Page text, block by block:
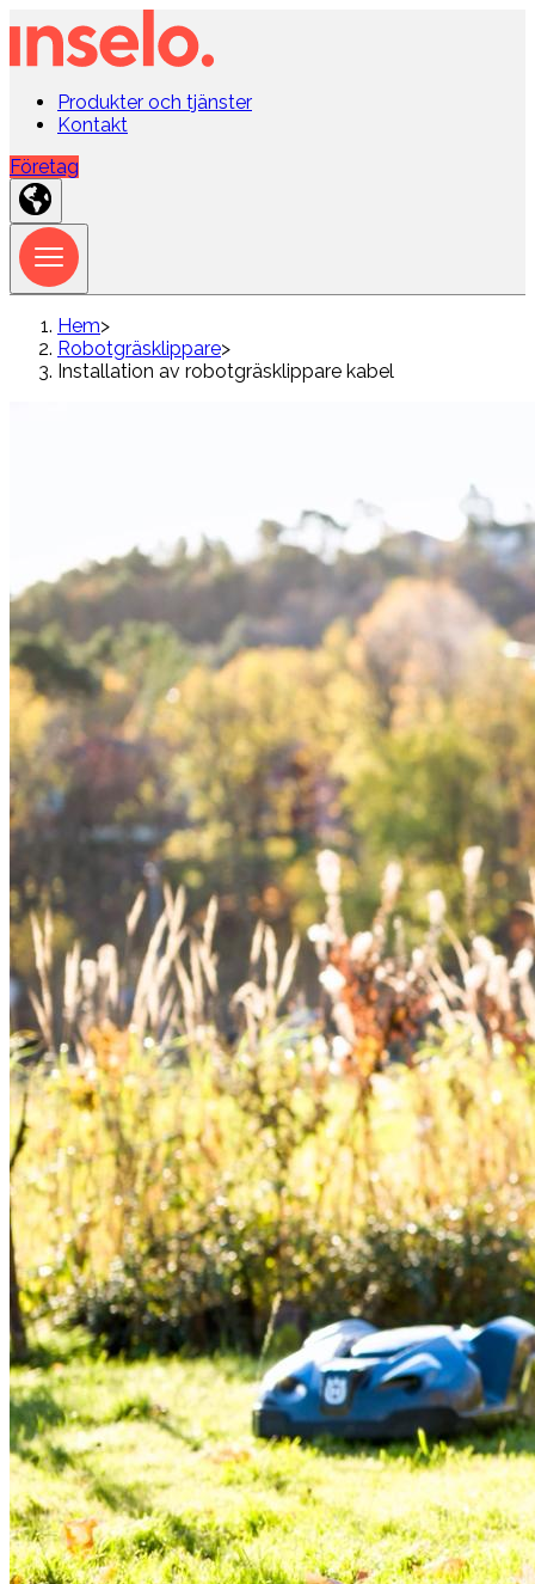
Produkter och tjänster
Kontakt
Företag
Hem>
Robotgräsklippare>
Installation av robotgräsklippare kabel